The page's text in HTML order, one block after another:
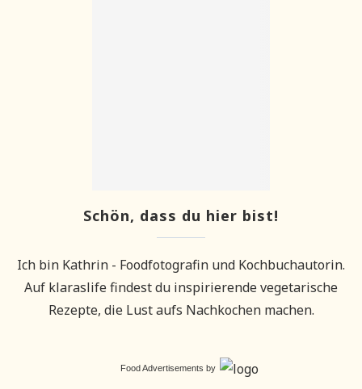
Schön, dass du hier bist!
Ich bin Kathrin - Foodfotografin und Kochbuchautorin.
Auf klaraslife findest du inspirierende vegetarische
Rezepte, die Lust aufs Nachkochen machen.
Food Advertisements by